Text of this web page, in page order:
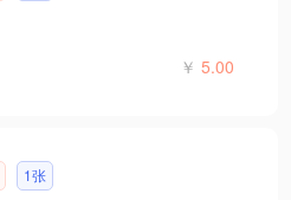
￥ 5.00
1张